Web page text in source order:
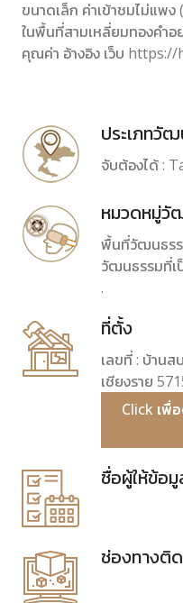
ขนาดเล็ก ค่าเข้าชมไม่แพ
ในพื้นที่สามเหลี่ยมทองคำ
คุณค่า อ้างอิง เว็บ
ประเภทวั
จับต้องได้ :
หมวดหมู่วั
พื้นที่วัฒนธรร
วัฒนธรรมที่
.
ที่ตั้ง
เลขที่ : บ้านส
เชียงราย
Click เพื่
ชื่อผู้ให้ข้อ
ช่องทางติ